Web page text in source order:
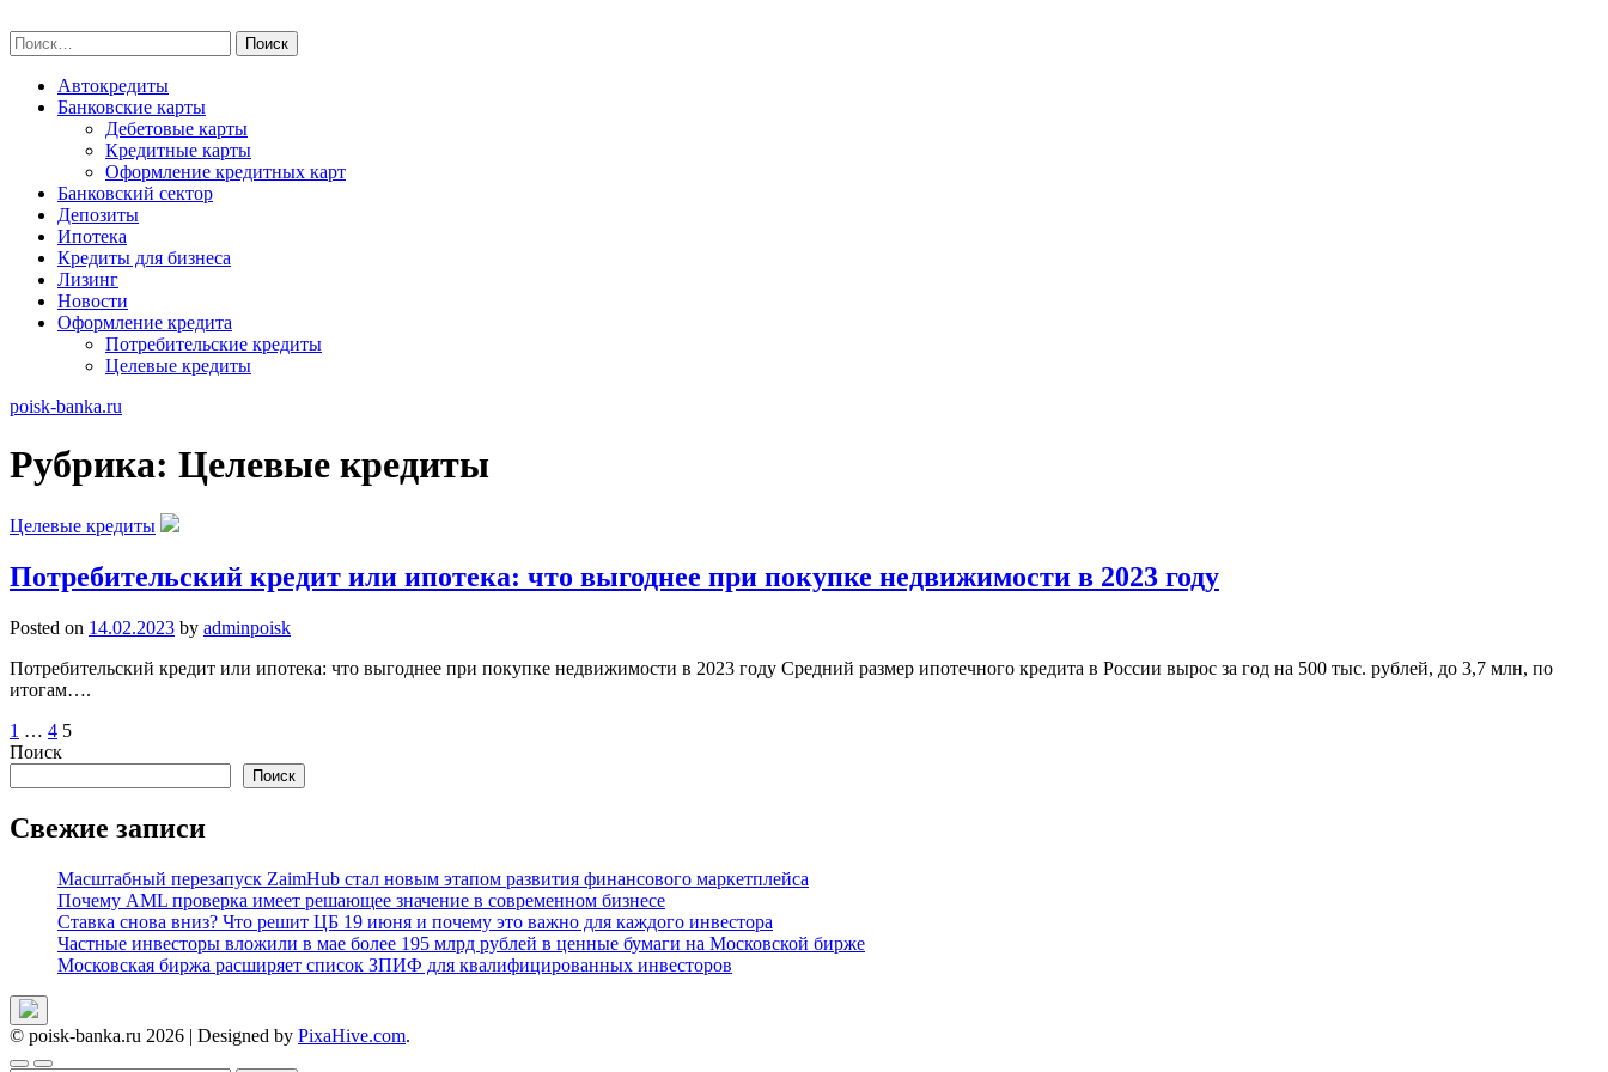
to
content
Найти:
Автокредиты
Банковские карты
Дебетовые карты
Кредитные карты
Оформление кредитных карт
Банковский сектор
Депозиты
Ипотека
Кредиты для бизнеса
Лизинг
Новости
Оформление кредита
Потребительские кредиты
Целевые кредиты
poisk-banka.ru
Рубрика: Целевые кредиты
Целевые кредиты
Потребительский кредит или ипотека: что выгоднее при покупке недвижимости в 2023 году
Posted on 14.02.2023 by adminpoisk
Потребительский кредит или ипотека: что выгоднее при покупке недвижимости в 2023 году Средний размер ипотечного кредита в России вырос за год на 500 тыс. рублей, до 3,7 млн, по
итогам….
Пагинация
записей
1 … 4 5
Поиск
Поиск
Свежие записи
Масштабный перезапуск ZaimHub стал новым этапом развития финансового маркетплейса
Почему AML проверка имеет решающее значение в современном бизнесе
Ставка снова вниз? Что решит ЦБ 19 июня и почему это важно для каждого инвестора
Частные инвесторы вложили в мае более 195 млрд рублей в ценные бумаги на Московской бирже
Московская биржа расширяет список ЗПИФ для квалифицированных инвесторов
© poisk-banka.ru 2026 | Designed by PixaHive.com.